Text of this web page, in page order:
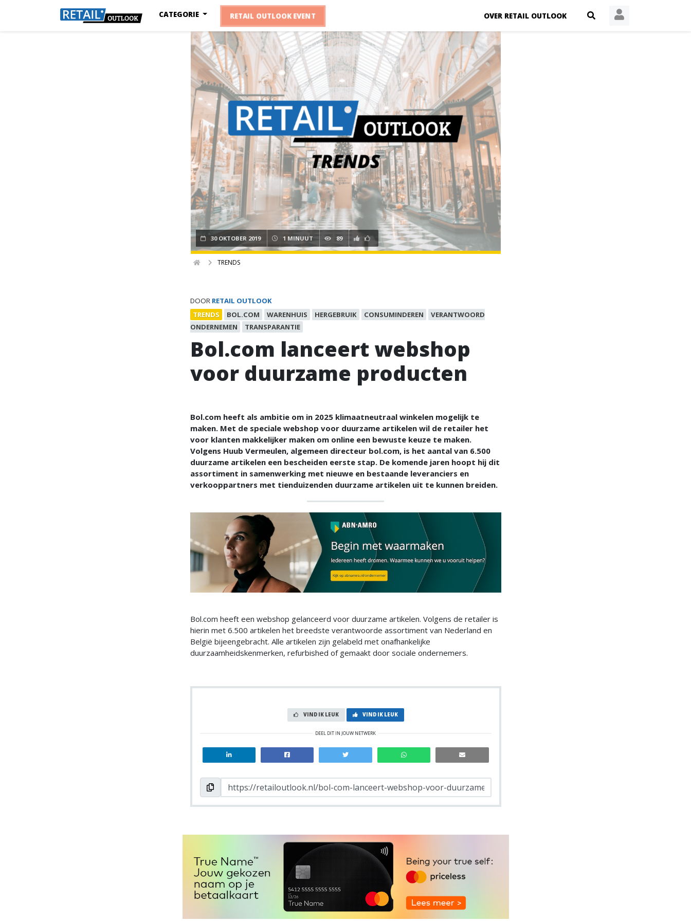
OVER RETAIL OUTLOOK
CATEGORIE RETAIL OUTLOOK EVENT
30 OKTOBER 2019 1 MINUUT 89
TRENDS
DOOR RETAIL OUTLOOK
TRENDS
BOL.COM WARENHUIS HERGEBRUIK CONSUMINDEREN
VERANTWOORD
ONDERNEMEN
TRANSPARANTIE
Bol.com lanceert webshop
voor duurzame producten
Bol.com heeft als ambitie om in 2025 klimaatneutraal winkelen mogelijk te
maken. Met de speciale webshop voor duurzame artikelen wil de retailer het
voor klanten makkelijker maken om online een bewuste keuze te maken.
Volgens Huub Vermeulen, algemeen directeur bol.com, is het aantal van 6.500
duurzame artikelen een bescheiden eerste stap. De komende jaren hoopt hij dit
assortiment in samenwerking met nieuwe en bestaande leveranciers en
verkooppartners met tienduizenden duurzame artikelen uit te kunnen breiden.
Bol.com heeft een webshop gelanceerd voor duurzame artikelen. Volgens de retailer is
hierin met 6.500 artikelen het breedste verantwoorde assortiment van Nederland en
België bijeengebracht. Alle artikelen zijn gelabeld met onafhankelijke
duurzaamheidskenmerken, refurbished of gemaakt door sociale ondernemers.
VIND IK LEUK VIND IK LEUK
DEEL DIT IN JOUW NETWERK